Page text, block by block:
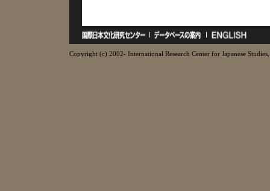
Copyright (c) 2002- International Research Center for Japanese